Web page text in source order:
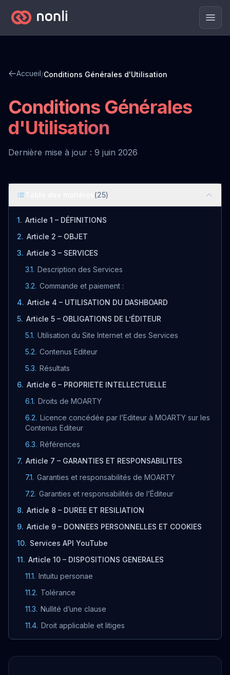
Accueil/Conditions Générales d'Utilisation
Conditions Générales
d'Utilisation
Dernière mise à jour : 9 juin 2026
(25)
1. Article 1 – DÉFINITIONS
2. Article 2 – OBJET
3. Article 3 – SERVICES
3.1. Description des Services
3.2. Commande et paiement :
4. Article 4 – UTILISATION DU DASHBOARD
5. Article 5 – OBLIGATIONS DE L’ÉDITEUR
5.1. Utilisation du Site Internet et des Services
5.2. Contenus Editeur
5.3. Résultats
6. Article 6 – PROPRIETE INTELLECTUELLE
6.1. Droits de MOARTY
6.2. Licence concédée par l’Editeur à MOARTY sur les
Contenus Editeur
6.3. Références
7. Article 7 – GARANTIES ET RESPONSABILITES
7.1. Garanties et responsabilités de MOARTY
7.2. Garanties et responsabilités de l’Éditeur
8. Article 8 – DUREE ET RESILIATION
9. Article 9 – DONNEES PERSONNELLES ET COOKIES
10. Services API YouTube
11. Article 10 – DISPOSITIONS GENERALES
11.1. Intuitu personae
11.2. Tolérance
11.3. Nullité d’une clause
11.4. Droit applicable et litiges